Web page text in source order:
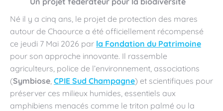
Né il y a cinq ans, le projet de protection des mares
autour de Chaource a été officiellement récompensé
ce jeudi 7 Mai 2026 par la Fondation du Patrimoine
pour son approche innovante. Il rassemble
agriculteurs, police de l’environnement, associations
(Symbiose CPIE Sud Champagne) et scientifiques pour
préserver ces milieux humides, essentiels aux
amphibiens menacés comme le triton palmé ou la